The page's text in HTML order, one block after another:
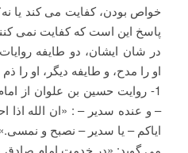
خواص بودن، کفایت می کند یا
پاسخ این است که کفایت نمی
در شان ایشان، دو طایفه
او را مدح، و طایفه دیگر، او را
1- روایت حسین بن علوان از
– و عنده سدیر – : «ان الله اذا
ایاکم – یا سدیر – نصبح و
می گوید: «در خدمت امام صادق